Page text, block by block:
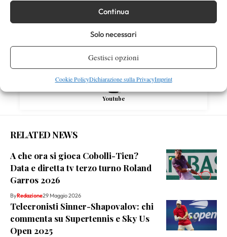
Continua
Solo necessari
Gestisci opzioni
Cookie PolicyDichiarazione sulla PrivacyImprint
Instagram
Youtube
RELATED NEWS
A che ora si gioca Cobolli-Tien?
Data e diretta tv terzo turno Roland
Garros 2026
ByRedazione29 Maggio 2026
Telecronisti Sinner-Shapovalov: chi
commenta su Supertennis e Sky Us
Open 2025